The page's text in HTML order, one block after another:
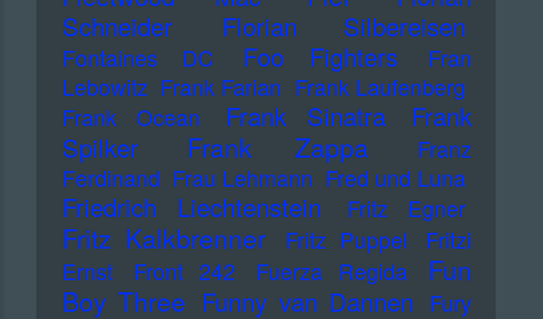
Schneider
Florian Silbereisen
Fontaines DC Foo Fighters
Fran
Lebowitz Frank Farian Frank Laufenberg
Frank Ocean
Frank Sinatra
Frank
Spilker
Frank Zappa
Franz
Ferdinand Frau Lehmann Fred und Luna
Friedrich Liechtenstein Fritz Egner
Fritz Kalkbrenner Fritz Puppel
Fritzi
Ernst
Front 242 Fuerza Regida
Fun
Boy Three Funny van Dannen Fury